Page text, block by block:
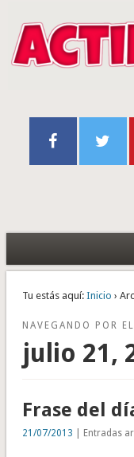
Tu estás aquí: Inicio ›
NAVEGANDO POR
julio 21,
Frase del
21/07/2013 | Entradas